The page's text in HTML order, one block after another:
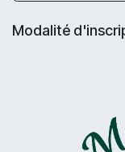
Modalité